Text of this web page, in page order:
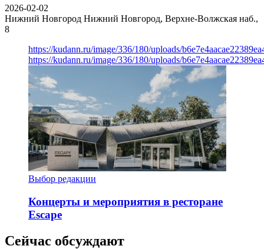
2026-02-02
Нижний Новгород Нижний Новгород, Верхне-Волжская наб.,
8
https://kudann.ru/image/336/180/uploads/
https://kudann.ru/image/336/180/uploads/
Выбор редакции
Концерты и мероприятия в ресторане
Escape
Сейчас обсуждают